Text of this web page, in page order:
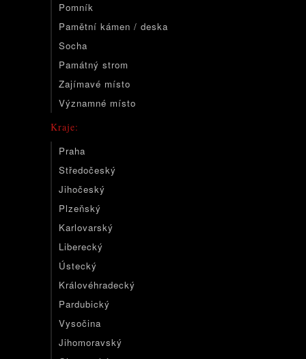
Pomník
Pamětní kámen / deska
Socha
Památný strom
Zajímavé místo
Významné místo
Kraje:
Praha
Středočeský
Jihočeský
Plzeňský
Karlovarský
Liberecký
Ústecký
Královéhradecký
Pardubický
Vysočina
Jihomoravský